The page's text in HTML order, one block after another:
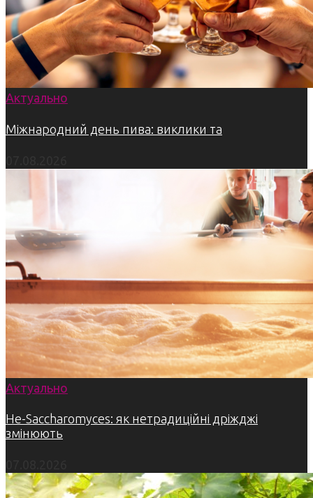
Актуально
Міжнародний день пива: виклики та
Актуально
Не-Saccharomyces: як нетрадиційні дріжджі
змінюють